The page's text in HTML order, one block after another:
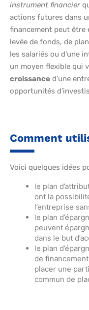
instrument financier
actions futures dans
financement peut être
levée de fonds, de
les salariés ou d’une
un moyen flexible qui
croissance d’une
opportunités
Comment
Voici quelques idées
le plan
ont la
l’entreprise
le plan
peuvent
dans le but
le plan
de
placer une
commun de